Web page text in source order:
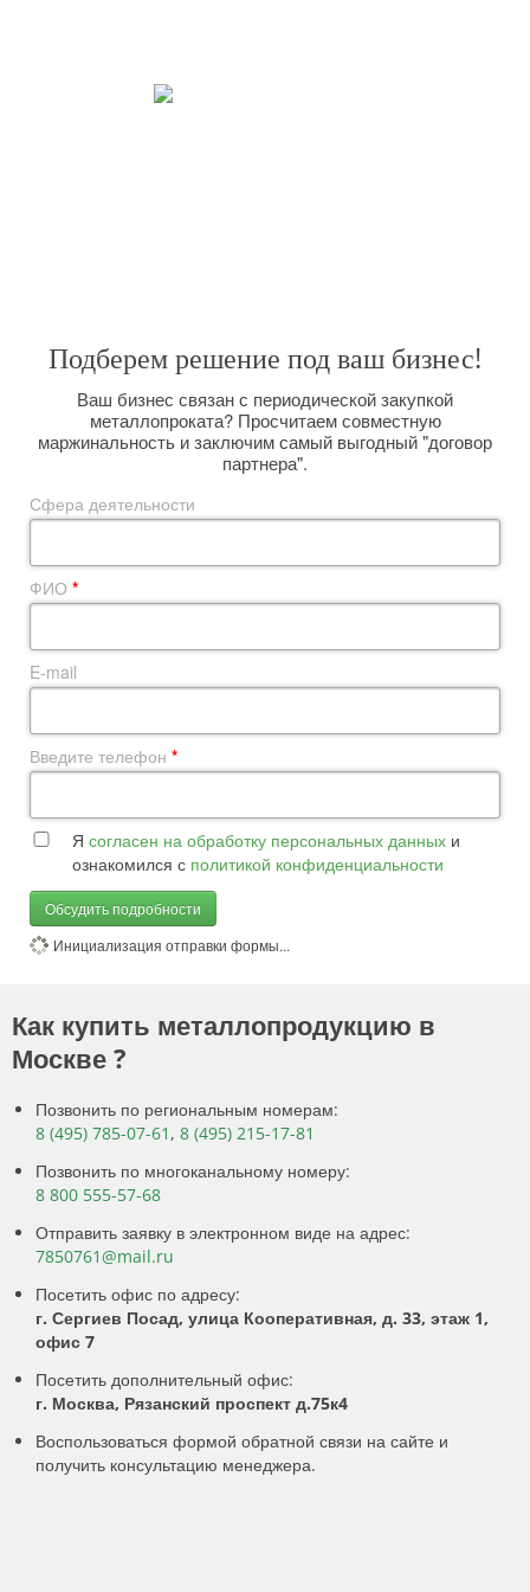
Подберем решение под ваш бизнес!
Ваш бизнес связан с периодической закупкой
металлопроката? Просчитаем совместную
маржинальность и заключим самый выгодный "договор
партнера".
Сфера деятельности
ФИО *
E-mail
Введите телефон *
Я согласен на обработку персональных данных и
ознакомился с политикой конфиденциальности
Обсудить подробности
Инициализация отправки формы...
Как купить металлопродукцию в
Москве ?
Позвонить по региональным номерам:
8 (495) 785-07-61 , 8 (495) 215-17-81
Позвонить по многоканальному номеру:
8 800 555-57-68
Отправить заявку в электронном виде на адрес:
7850761@mail.ru
Посетить офис по адресу:
г. Сергиев Посад, улица Кооперативная, д. 33, этаж 1,
офис 7
Посетить дополнительный офис:
г. Москва, Рязанский проспект д.75к4
Воспользоваться формой обратной связи на сайте и
получить консультацию менеджера.